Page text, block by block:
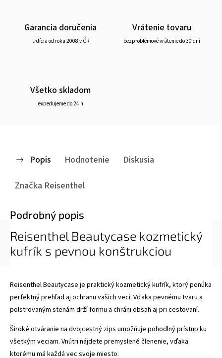
Garancia doručenia
trdícia od roku 2008 v ČR
Vrátenie tovaru
bezproblémové vrátenie do 30 dní
Všetko skladom
expedujeme do 24 h
Popis Hodnotenie
Diskusia
Značka Reisenthel
Podrobný popis
Reisenthel Beautycase kozmetický
kufrík s pevnou konštrukciou
Reisenthel Beautycase je praktický kozmetický kufrík, ktorý ponúka
perfektný prehľad aj ochranu vašich vecí. Vďaka pevnému tvaru a
polstrovaným stenám drží formu a chráni obsah aj pri cestovaní.
Široké otváranie na dvojcestný zips umožňuje pohodlný prístup ku
všetkým veciam. Vnútri nájdete premyslené členenie, vďaka
ktorému má každá vec svoje miesto.